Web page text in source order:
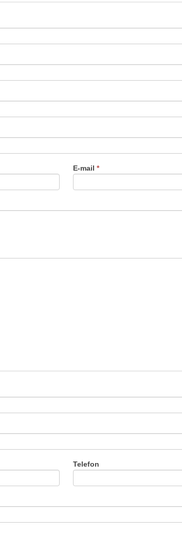
E-mail*
Telefon